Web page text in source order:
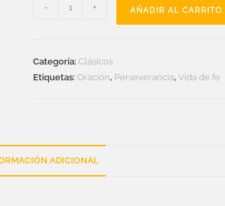
- + AÑADIR AL CARRITO
Categoría:Clásicos
Etiquetas:Oración, Perseverancia,Vida de fe
ADICIONAL